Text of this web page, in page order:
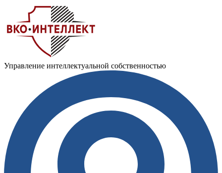
Управление интеллектуальной собственностью